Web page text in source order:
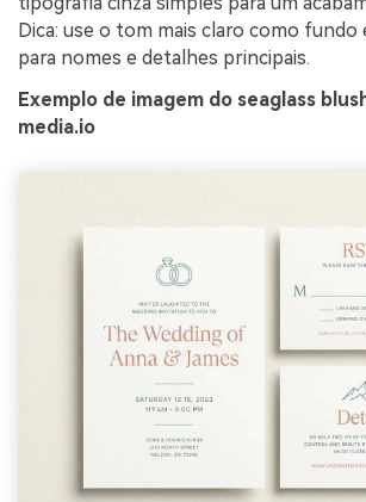
Dica: use o tom mais claro como fundo
para nomes e detalhes principais.
Exemplo de imagem do seaglass
media.io